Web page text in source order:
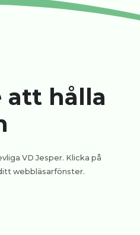
att hålla
VD Jesper. Klicka på
webbläsarfönster.